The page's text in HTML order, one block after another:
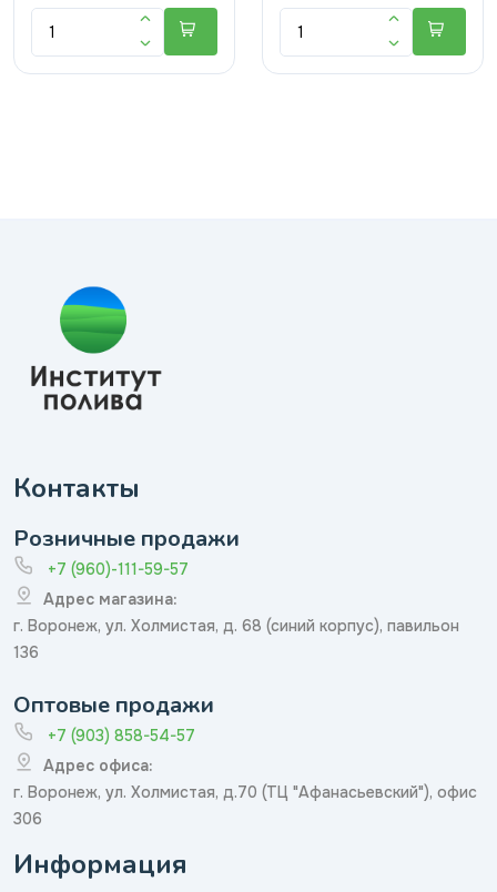
Контакты
Розничные продажи
+7 (960)-111-59-57
Адрес магазина:
г. Воронеж, ул. Холмистая, д. 68 (синий корпус), павильон
136
Оптовые продажи
+7 (903) 858-54-57
Адрес офиса:
г. Воронеж, ул. Холмистая, д.70 (ТЦ "Афанасьевский"), офис
306
Информация